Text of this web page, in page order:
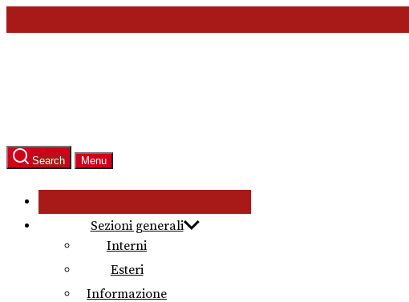
to
Search Menu
Sezioni generali
Interni
Esteri
Informazione